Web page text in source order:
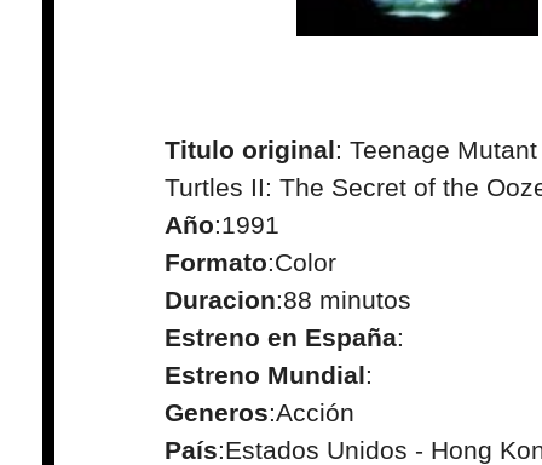
Titulo original: Teenage
Turtles II: The Secret of the
Año:1991
Formato:Color
Duracion:88 minutos
Estreno en España:
Estreno Mundial:
Generos:Acción
País:Estados Unidos - Hong